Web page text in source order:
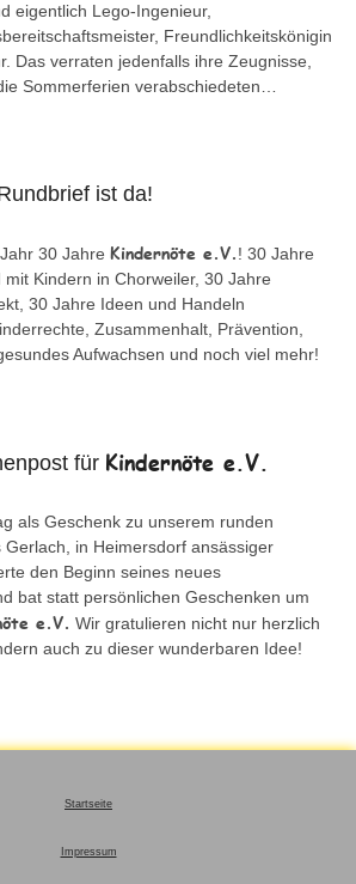
eigentlich Lego-Ingenieur,
Freundlichkeitskönigin
Das verraten jedenfalls ihre Zeugnisse,
Sommerferien verabschiedeten…
ist da!
30 Jahre Kindernöte e.V.! 30 Jahre
Kindern in Chorweiler, 30 Jahre
30 Jahre Ideen und Handeln
Zusammenhalt, Prävention,
Aufwachsen und noch viel mehr!
für Kindernöte e.V.
als Geschenk zu unserem runden
in Heimersdorf ansässiger
den Beginn seines neues
bat statt persönlichen Geschenken um
e.V. Wir gratulieren nicht nur herzlich
auch zu dieser wunderbaren Idee!
Startseite
Impressum